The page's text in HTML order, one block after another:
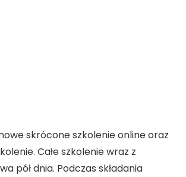
skrócone szkolenie online oraz
Całe szkolenie wraz z
pół dnia. Podczas składania